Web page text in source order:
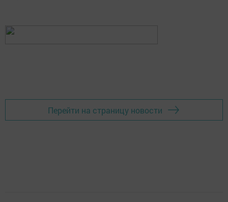
Перейти на страницу новости